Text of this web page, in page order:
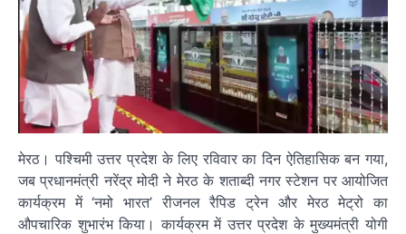
मेरठ। पश्चिमी उत्तर प्रदेश के लिए रविवार का दिन ऐतिहासिक बन गया,
जब प्रधानमंत्री नरेंद्र मोदी ने मेरठ के शताब्दी नगर स्टेशन पर आयोजित
कार्यक्रम में ‘नमो भारत’ रीजनल रैपिड ट्रेन और मेरठ मेट्रो का
औपचारिक शुभारंभ किया। कार्यक्रम में उत्तर प्रदेश के मुख्यमंत्री योगी